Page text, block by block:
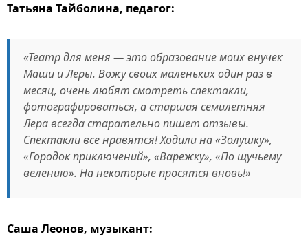
Татьяна Тайболина, педагог:
«Театр для меня — это образование моих внучек
Маши и Леры. Вожу своих маленьких один раз в
месяц, очень любят смотреть спектакли,
фотографироваться, а старшая семилетняя
Лера всегда старательно пишет отзывы.
Спектакли все нравятся! Ходили на «Золушку»,
«Городок приключений», «Варежку», «По щучьему
велению». На некоторые просятся вновь!»
Саша Леонов, музыкант: